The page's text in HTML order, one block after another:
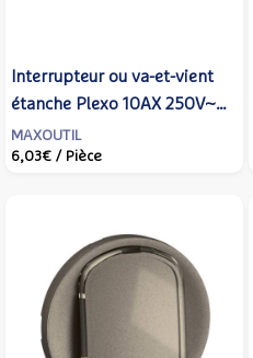
Interrupteur ou va-et-vient
étanche Plexo 10AX 250V~
IP55 IK08 avec enjoliveur
finition gris - LEGRAND -
MAXOUTIL
6,03€ / Pièce